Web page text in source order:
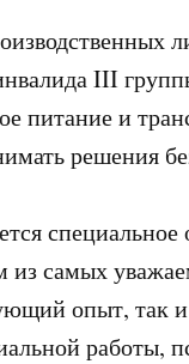
III
питание и
решения
из самых
опыт,
работы,